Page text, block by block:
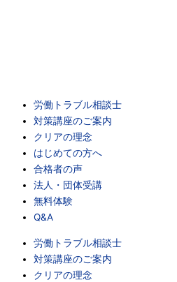
労働トラブル相談士
対策講座のご案内
クリアの理念
はじめての方へ
合格者の声
法人・団体受講
無料体験
Q&A
労働トラブル相談士
対策講座のご案内
クリアの理念